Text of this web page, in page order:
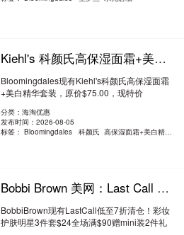
Kiehl's 科颜氏高保湿面霜+美白精华套装 6.4折 $47.81（约323.42元）
Bloomingdales现有Kiehl's科颜氏高保湿面霜
+美白精华套装，原价$75.00，现特价
分类：海淘优惠
发布时间：2026-08-05
标签：Bloomingdales 科颜氏 高保湿面霜+美白精华套装
Bobbi Brown 美网：Last Call 低至7折清仓！彩妆护肤明星3件套$24 全场满$90赠
BobbiBrown现有LastCall低至7折清仓！彩妆
护肤明星3件套$24全场满$90赠mini装2件礼